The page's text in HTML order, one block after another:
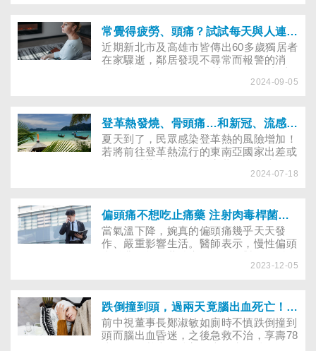
常覺得疲勞、頭痛？試試每天與人連繫互動來改善孤獨感！
近期新北市及高雄市皆傳出60多歲獨居者
在家驟逝，鄰居發現不尋常而報警的消
上長者獨居之住宅戶數達52.9萬宅，十年
2024-09-05
登革熱發燒、骨頭痛…和新冠、流感症狀怎麼區別？
夏天到了，民眾感染登革熱的風險增加！
若將前往登革熱流行的東南亞國家出差或
及其他防護建議。民眾回國後也需進行自
2024-07-18
偏頭痛不想吃止痛藥 注射肉毒桿菌、CGRP抗體有解？
當氣溫下降，婉真的偏頭痛幾乎天天發
作、嚴重影響生活。醫師表示，慢性偏頭
頭痛有條件給付「肉毒桿菌素與CGRP單
2023-12-05
跌倒撞到頭，過兩天竟腦出血死亡！當下怎麼判斷要不要叫救護車？
前中視董事長鄭淑敏如廁時不慎跌倒撞到
頭而腦出血昏迷，之後急救不治，享壽78